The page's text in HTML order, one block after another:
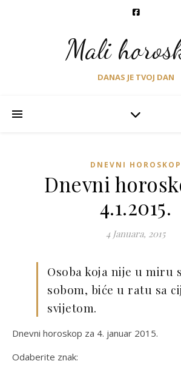
Mali
DANAS JE TVOJ DAN
DNEVNI HOROSKOP
Dnevni
4.1.2015.
4 Januara, 2015
Osoba koja nije u miru
sobom, biće u ratu sa
svijetom.
Dnevni horoskop za 4. januar 2015.
Odaberite znak: